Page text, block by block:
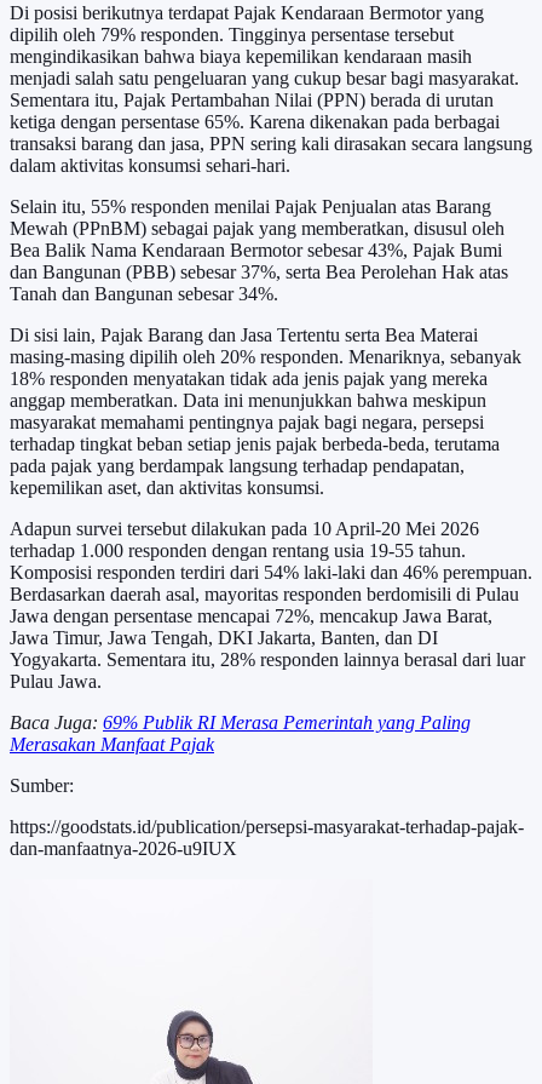
Di posisi berikutnya terdapat Pajak Kendaraan Bermotor yang
dipilih oleh 79% responden. Tingginya persentase tersebut
mengindikasikan bahwa biaya kepemilikan kendaraan masih
menjadi salah satu pengeluaran yang cukup besar bagi masyarakat.
Sementara itu, Pajak Pertambahan Nilai (PPN) berada di urutan
ketiga dengan persentase 65%. Karena dikenakan pada berbagai
transaksi barang dan jasa, PPN sering kali dirasakan secara langsung
dalam aktivitas konsumsi sehari-hari.
Selain itu, 55% responden menilai Pajak Penjualan atas Barang
Mewah (PPnBM) sebagai pajak yang memberatkan, disusul oleh
Bea Balik Nama Kendaraan Bermotor sebesar 43%, Pajak Bumi
dan Bangunan (PBB) sebesar 37%, serta Bea Perolehan Hak atas
Tanah dan Bangunan sebesar 34%.
Di sisi lain, Pajak Barang dan Jasa Tertentu serta Bea Materai
masing-masing dipilih oleh 20% responden. Menariknya, sebanyak
18% responden menyatakan tidak ada jenis pajak yang mereka
anggap memberatkan. Data ini menunjukkan bahwa meskipun
masyarakat memahami pentingnya pajak bagi negara, persepsi
terhadap tingkat beban setiap jenis pajak berbeda-beda, terutama
pada pajak yang berdampak langsung terhadap pendapatan,
kepemilikan aset, dan aktivitas konsumsi.
Adapun survei tersebut dilakukan pada 10 April-20 Mei 2026
terhadap 1.000 responden dengan rentang usia 19-55 tahun.
Komposisi responden terdiri dari 54% laki-laki dan 46% perempuan.
Berdasarkan daerah asal, mayoritas responden berdomisili di Pulau
Jawa dengan persentase mencapai 72%, mencakup Jawa Barat,
Jawa Timur, Jawa Tengah, DKI Jakarta, Banten, dan DI
Yogyakarta. Sementara itu, 28% responden lainnya berasal dari luar
Pulau Jawa.
Baca Juga: 69% Publik RI Merasa Pemerintah yang Paling
Merasakan Manfaat Pajak
Sumber:
https://goodstats.id/publication/persepsi-masyarakat-terhadap-pajak-
dan-manfaatnya-2026-u9IUX